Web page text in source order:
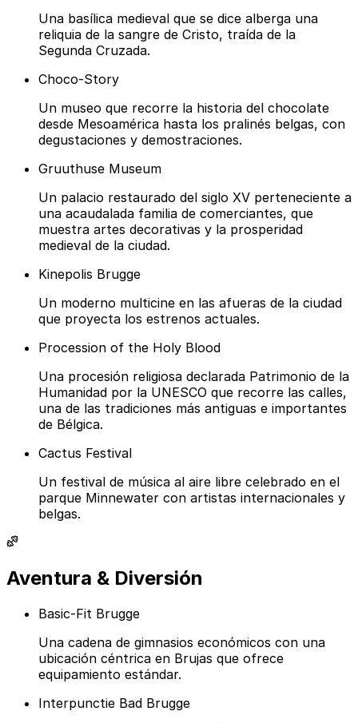
Una basílica medieval que se dice alberga una
reliquia de la sangre de Cristo, traída de la
Segunda Cruzada.
Choco-Story
Un museo que recorre la historia del chocolate
desde Mesoamérica hasta los pralinés belgas, con
degustaciones y demostraciones.
Gruuthuse Museum
Un palacio restaurado del siglo XV perteneciente a
una acaudalada familia de comerciantes, que
muestra artes decorativas y la prosperidad
medieval de la ciudad.
Kinepolis Brugge
Un moderno multicine en las afueras de la ciudad
que proyecta los estrenos actuales.
Procession of the Holy Blood
Una procesión religiosa declarada Patrimonio de la
Humanidad por la UNESCO que recorre las calles,
una de las tradiciones más antiguas e importantes
de Bélgica.
Cactus Festival
Un festival de música al aire libre celebrado en el
parque Minnewater con artistas internacionales y
belgas.
Aventura & Diversión
Basic-Fit Brugge
Una cadena de gimnasios económicos con una
ubicación céntrica en Brujas que ofrece
equipamiento estándar.
Interpunctie Bad Brugge